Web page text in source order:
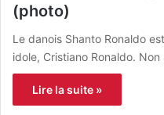
(photo)
Le danois Shanto Ronaldo
idole, Cristiano Ronaldo.
Lire la suite »